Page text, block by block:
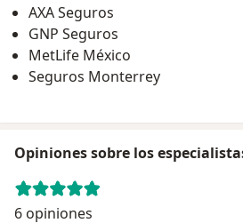
AXA Seguros
GNP Seguros
MetLife México
Seguros Monterrey
Opiniones sobre los
6 opiniones